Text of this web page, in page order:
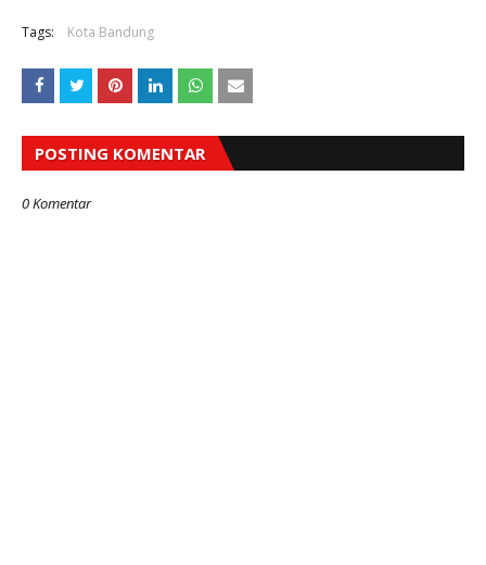
Tags: Kota Bandung
POSTING KOMENTAR
0 Komentar